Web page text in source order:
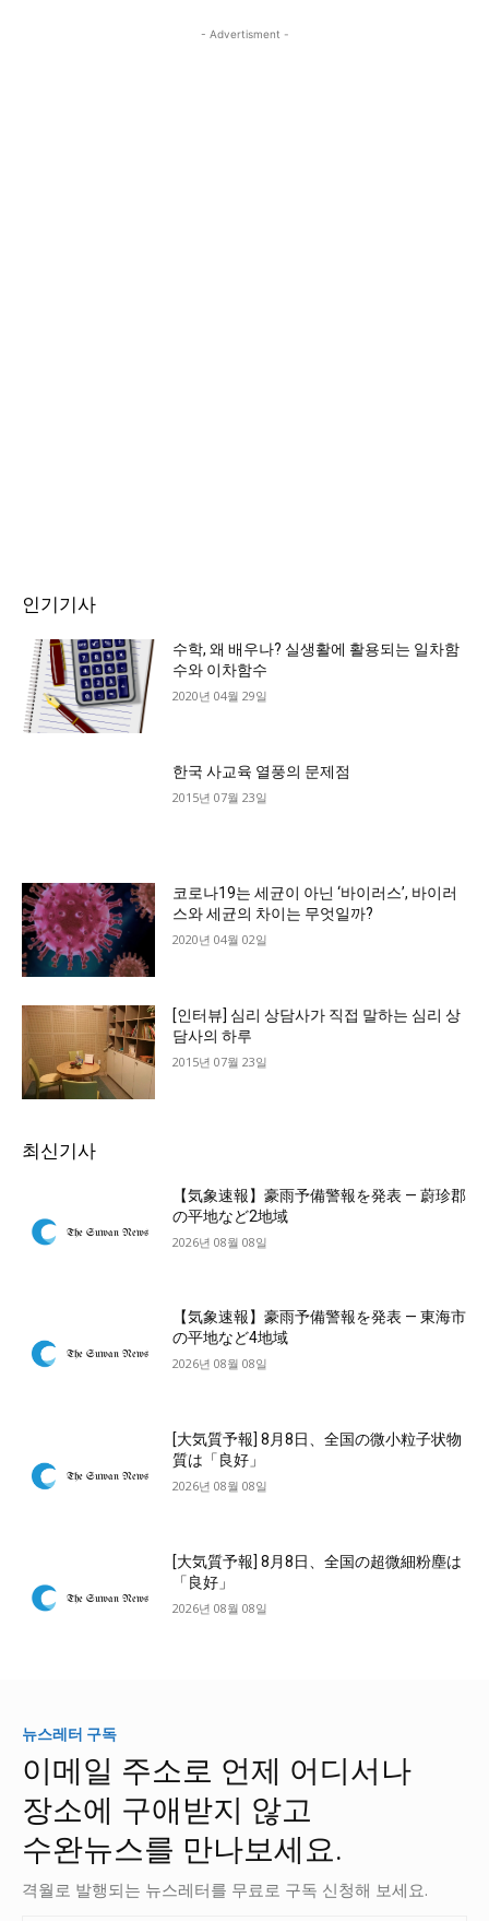
- Advertisment -
인기기사
수학, 왜 배우나? 실생활에 활용되는 일차함
수와 이차함수
2020년 04월 29일
한국 사교육 열풍의 문제점
2015년 07월 23일
코로나19는 세균이 아닌 ‘바이러스’, 바이러
스와 세균의 차이는 무엇일까?
2020년 04월 02일
[인터뷰] 심리 상담사가 직접 말하는 심리 상
담사의 하루
2015년 07월 23일
최신기사
【気象速報】豪雨予備警報を発表 — 蔚珍郡
の平地など2地域
2026년 08월 08일
【気象速報】豪雨予備警報を発表 — 東海市
の平地など4地域
2026년 08월 08일
[大気質予報] 8月8日、全国の微小粒子状物
質は「良好」
2026년 08월 08일
[大気質予報] 8月8日、全国の超微細粉塵は
「良好」
2026년 08월 08일
뉴스레터 구독
이메일 주소로 언제 어디서나
장소에 구애받지 않고
수완뉴스를 만나보세요.
격월로 발행되는 뉴스레터를 무료로 구독 신청해 보세요.